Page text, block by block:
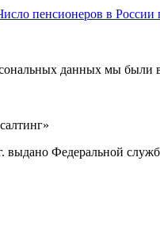
пенсионеров в
данных мы были
Федеральной